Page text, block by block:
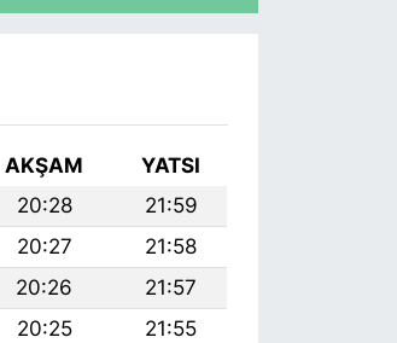
AKŞAM
YATSI
20:28
21:59
20:27
21:58
20:26
21:57
20:25
21:55